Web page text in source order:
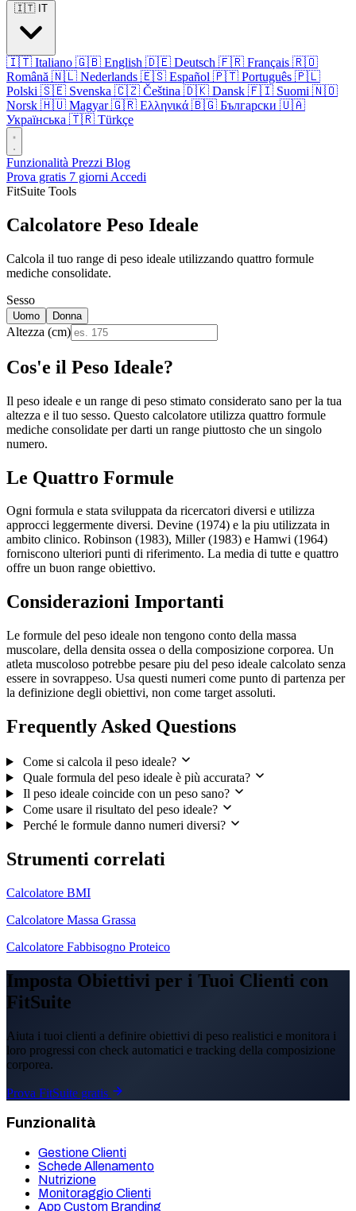
🇮🇹 IT
🇮🇹 Italiano 🇬🇧 English 🇩🇪 Deutsch 🇫🇷 Français 🇷🇴
Română 🇳🇱 Nederlands 🇪🇸 Español 🇵🇹 Português 🇵🇱
Polski 🇸🇪 Svenska 🇨🇿 Čeština 🇩🇰 Dansk 🇫🇮 Suomi 🇳🇴
Norsk 🇭🇺 Magyar 🇬🇷 Ελληνικά 🇧🇬 Български 🇺🇦
Українська 🇹🇷 Türkçe
Funzionalità Prezzi Blog
Prova gratis 7 giorni Accedi
FitSuite Tools
Calcolatore Peso Ideale
Calcola il tuo range di peso ideale utilizzando quattro formule
mediche consolidate.
Sesso
Uomo Donna
Altezza (cm)
Cos'e il Peso Ideale?
Il peso ideale e un range di peso stimato considerato sano per la tua
altezza e il tuo sesso. Questo calcolatore utilizza quattro formule
mediche consolidate per darti un range piuttosto che un singolo
numero.
Le Quattro Formule
Ogni formula e stata sviluppata da ricercatori diversi e utilizza
approcci leggermente diversi. Devine (1974) e la piu utilizzata in
ambito clinico. Robinson (1983), Miller (1983) e Hamwi (1964)
forniscono ulteriori punti di riferimento. La media di tutte e quattro
offre un buon range obiettivo.
Considerazioni Importanti
Le formule del peso ideale non tengono conto della massa
muscolare, della densita ossea o della composizione corporea. Un
atleta muscoloso potrebbe pesare piu del peso ideale calcolato senza
essere in sovrappeso. Usa questi numeri come punto di partenza per
la definizione degli obiettivi, non come target assoluti.
Frequently Asked Questions
Come si calcola il peso ideale?
Quale formula del peso ideale è più accurata?
Il peso ideale coincide con un peso sano?
Come usare il risultato del peso ideale?
Perché le formule danno numeri diversi?
Strumenti correlati
Calcolatore BMI
Calcolatore Massa Grassa
Calcolatore Fabbisogno Proteico
Imposta Obiettivi per i Tuoi Clienti con
FitSuite
Aiuta i tuoi clienti a definire obiettivi di peso realistici e monitora i
loro progressi con check automatici e tracking della composizione
corporea.
Prova FitSuite gratis
Funzionalità
Gestione Clienti
Schede Allenamento
Nutrizione
Monitoraggio Clienti
App Custom Branding